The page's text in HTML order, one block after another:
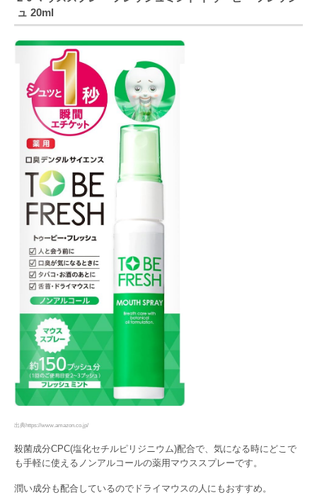
ュ 20ml
出典https://www.amazon.co.jp/
殺菌成分CPC(塩化セチルピリジニウム)配合で、気になる時にどこで
も手軽に使えるノンアルコールの薬用マウススプレーです。
潤い成分も配合しているのでドライマウスの人にもおすすめ。